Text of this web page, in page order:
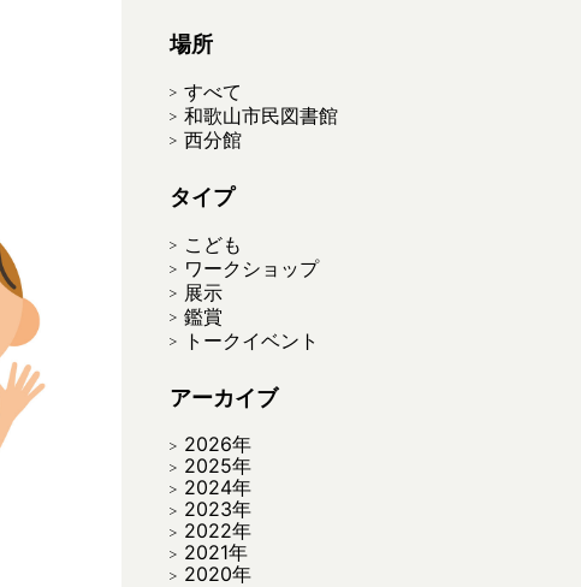
場所
すべて
和歌山市民図書館
西分館
タイプ
こども
ワークショップ
展示
鑑賞
トークイベント
アーカイブ
2026年
2025年
2024年
2023年
2022年
2021年
2020年